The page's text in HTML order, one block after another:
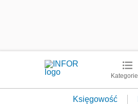
Kategorie
Księgowość